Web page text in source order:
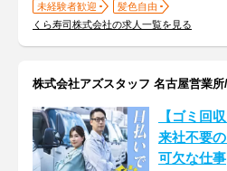
未経験者歓迎
髪色自由
くら寿司株式会社の求人一覧を見る
株式会社アズスタッフ 名古屋営業
【ゴミ回
来社不要
可欠な仕事